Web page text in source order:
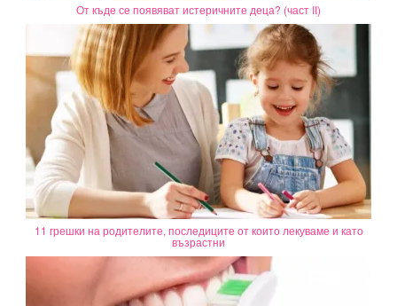
От къде се появяват истеричните деца? (част II)
11 грешки на родителите, последиците от които лекуваме и като
възрастни